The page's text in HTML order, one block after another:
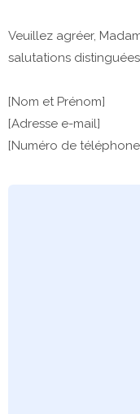
Veuillez agréer,
salutations distinguées.
[Nom et Prénom]
[Adresse e-mail]
[Numéro de